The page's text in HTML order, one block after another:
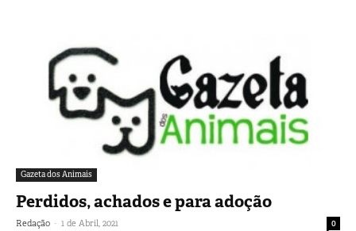
Gazeta dos Animais
Perdidos, achados e para adoção
Redação - 1 de Abril, 2021 0